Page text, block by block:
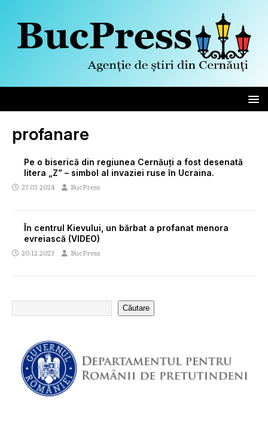
profanare
Pe o biserică din regiunea Cernăuți a fost desenată
litera „Z” – simbol al invaziei ruse în Ucraina.
27.03.2024 BucPress
În centrul Kievului, un bărbat a profanat menora
evreiască (VIDEO)
20.12.2023 BucPress
Căutare